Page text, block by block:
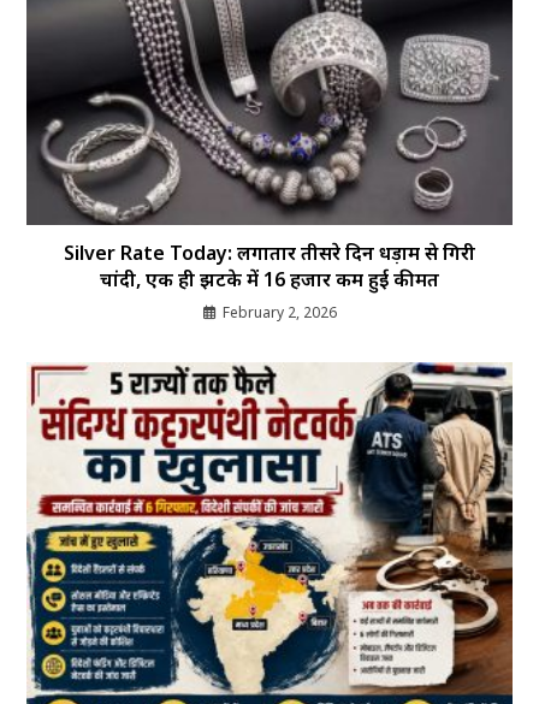
Silver Rate Today: लगातार तीसरे दिन धड़ाम से गिरी
चांदी, एक ही झटके में 16 हजार कम हुई कीमत
February 2, 2026